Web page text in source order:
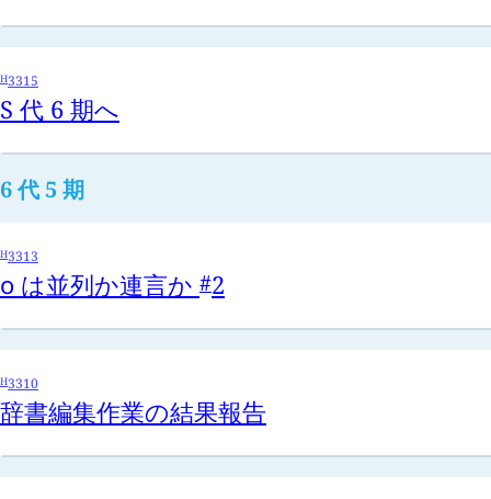
H3315
S 代 6 期へ
6 代 5 期
H3313
o は並列か連言か #2
H3310
辞書編集作業の結果報告